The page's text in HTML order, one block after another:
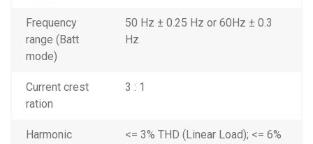
Frequency
range (Batt
mode)
50 Hz ± 0.25 Hz or 60Hz ± 0.3
Hz
Current crest
ration
3 : 1
Harmonic
<= 3% THD (Linear Load); <= 6%